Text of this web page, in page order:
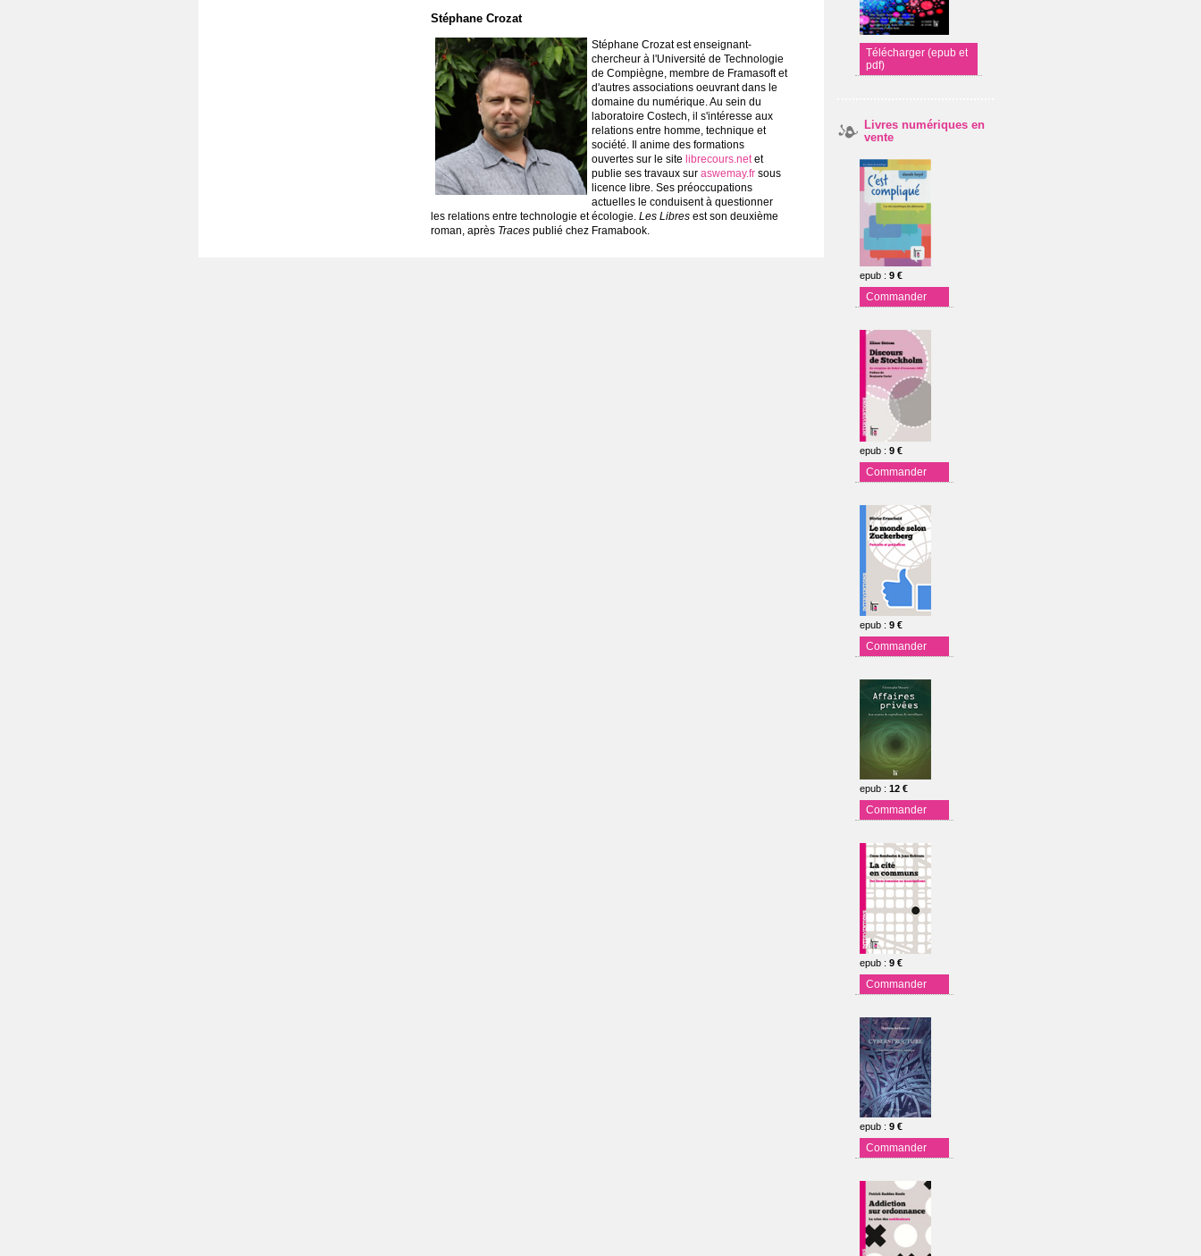
Stéphane Crozat
Stéphane Crozat est enseignant-
chercheur à l'Université de Technologie
de Compiègne, membre de Framasoft et
d'autres associations oeuvrant dans le
domaine du numérique. Au sein du
laboratoire Costech, il s'intéresse aux
relations entre homme, technique et
société. Il anime des formations
ouvertes sur le site librecours.netet
publie ses travaux sur aswemay.fr sous
licence libre. Ses préoccupations
actuelles le conduisent à questionner
les relations entre technologie et écologie. Les Libres est son deuxième
roman, après Traces publié chez Framabook.
Télécharger (epub et
pdf)
Livres numériques en
vente
epub : 9 €
Commander
epub : 9 €
Commander
epub : 9 €
Commander
epub : 12 €
Commander
epub : 9 €
Commander
epub : 9 €
Commander